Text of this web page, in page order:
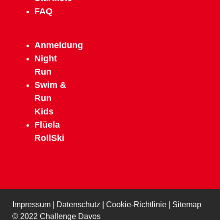
FAQ
Anmeldung
Night
Run
Swim &
Run
Kids
Flüela
RollSki
Impressum Datenschutz Cookie-Richtlinie
Sitemap
© 2022 Challenge Davos